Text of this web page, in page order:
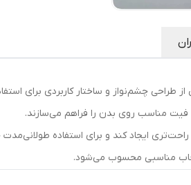
از طراحی چشم‌نواز و ساختار کاربردی برای
فیت مناسب روی بدن را فراهم می‌سازند.
ایجاد کند و برای استفاده
مناسبی محسوب می‌شود.